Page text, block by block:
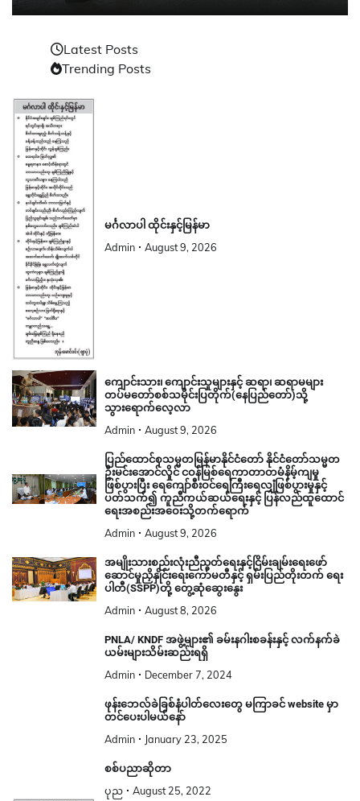
Latest Posts
Trending Posts
မင်္ဂလာပါ ထိုင်းနှင့်မြန်မာ
Admin August 9, 2026
ကျောင်းသား၊ ကျောင်းသူများနှင့် ဆရာ၊ ဆရာမများ
တပ်မတော်စစ်သမိုင်းပြတိုက်(နေပြည်တော်)သို့
သွားရောက်လေ့လာ
Admin August 9, 2026
ပြည်ထောင်စုသမ္မတမြန်မာနိုင်ငံတော် နိုင်ငံတော်သမ္မတ
ဦးမင်းအောင်လှိုင် ငဝန်မြစ်ရေကာတာတမံနိမ့်ကျမှု
ဖြစ်ပွားပြီး ရေကျော်စီးဝင်ရေကြီးရေလျှံဖြစ်ပွားမှုနှင့်
ပတ်သက်၍ ကူညီကယ်ဆယ်ရေးနှင့် ပြန်လည်ထူထောင်
ရေးအစည်းအဝေးသို့တက်ရောက်
Admin August 9, 2026
အမျိုးသားစည်းလုံးညီညွတ်ရေးနှင့်ငြိမ်းချမ်းရေးဖော်
ဆောင်မှုညှိနှိုင်းရေးကော်မတီနှင့် ရှမ်းပြည်တိုးတက် ရေး
ပါတီ(SSPP)တို့ တွေ့ဆုံဆွေးနွေး
Admin August 8, 2026
PNLA/ KNDF အဖွဲ့များ၏ ခမ်းနဂါးစခန်းနှင့် လက်နက်ခဲ
ယမ်းများသိမ်းဆည်းရရှိ
Admin December 7, 2024
ဖုန်းဘေလ်ခဲခြစ်နံပါတ်လေးတွေ မကြာခင် website မှာ
တင်ပေးပါမယ်နော်
Admin January 23, 2025
စစ်ပညာဆိုတာ
ပုည August 25, 2022